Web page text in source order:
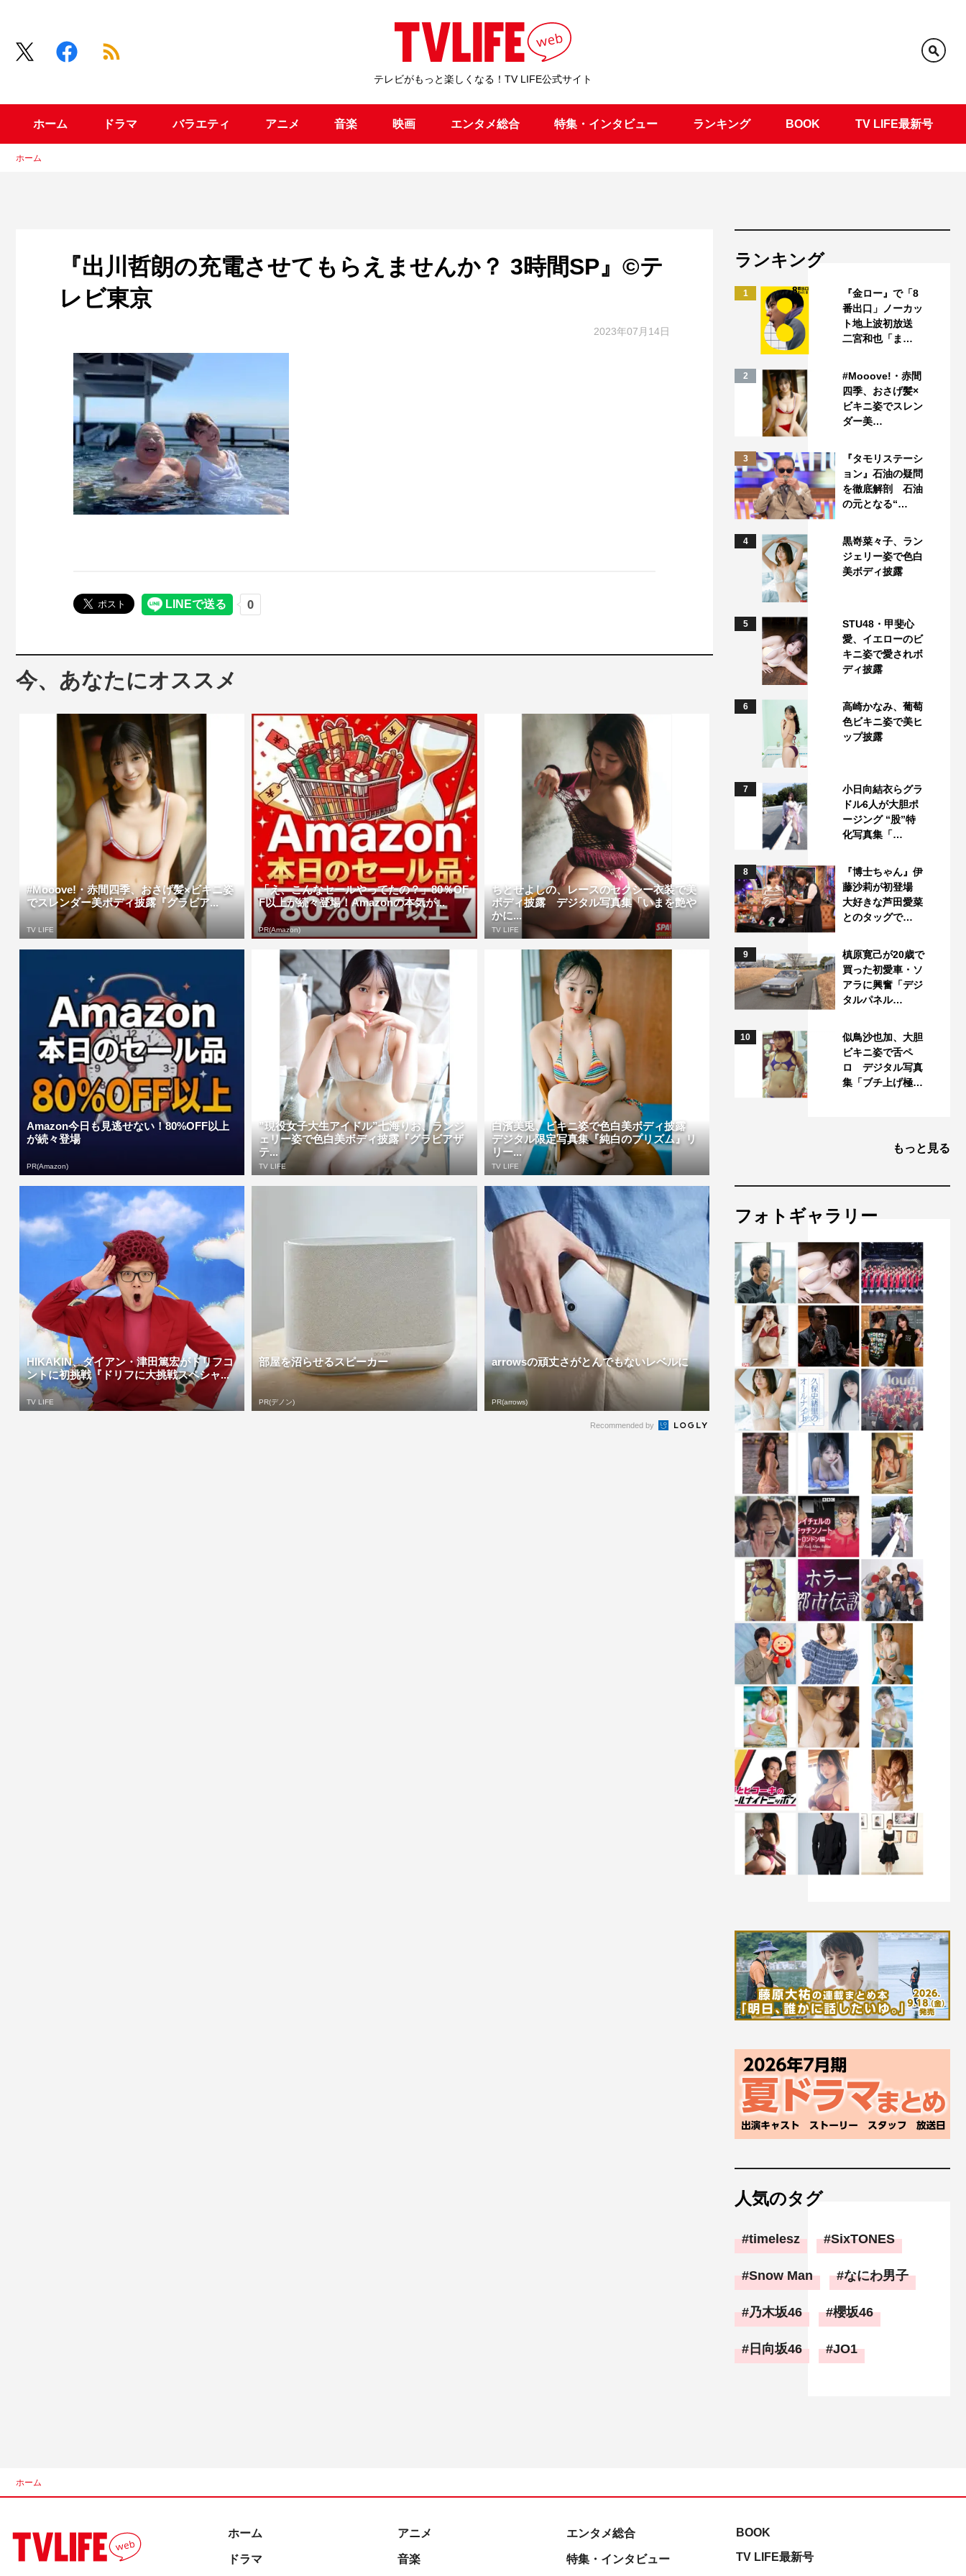
テレビがもっと楽しくなる！TV LIFE公式サイト
ホーム ドラマ バラエティ アニメ 音楽 映画 エンタメ総合 特集・インタビュー ランキング BOOK TV LIFE最新号
ホーム
『出川哲朗の充電させてもらえませんか？ 3時間SP』©テ
レビ東京
2023年07月14日
今、あなたにオススメ
#Mooove!・赤間四季、おさげ髪×ビキニ姿
でスレンダー美ボディ披露『グラビア...
TV LIFE
「え、こんなセールやってたの？」80％OF
F以上が続々登場！Amazonの本気が...
PR(Amazon)
ちとせよしの、レースのセクシー衣装で美
ボディ披露 デジタル写真集「いまを艶や
かに...
TV LIFE
Amazon今日も見逃せない！80%OFF以上
が続々登場
PR(Amazon)
”現役女子大生アイドル”七海りお、ランジ
ェリー姿で色白美ボディ披露『グラビアザ
テ...
TV LIFE
白濱美兎、ビキニ姿で色白美ボディ披露
デジタル限定写真集『純白のプリズム』リ
リー...
TV LIFE
HIKAKIN、ダイアン・津田篤宏がドリフコ
ントに初挑戦『ドリフに大挑戦スペシャ...
TV LIFE
部屋を沼らせるスピーカー
PR(デノン)
arrowsの頑丈さがとんでもないレベルに
PR(arrows)
Recommended by
ランキング
1
『金ロー』で「8
番出口」ノーカッ
ト地上波初放送
二宮和也「ま…
2
#Mooove!・赤間
四季、おさげ髪×
ビキニ姿でスレン
ダー美…
3
『タモリステーシ
ョン』石油の疑問
を徹底解剖 石油
の元となる“…
4
黒嵜菜々子、ラン
ジェリー姿で色白
美ボディ披露
5
STU48・甲斐心
愛、イエローのビ
キニ姿で愛されボ
ディ披露
6
高崎かなみ、葡萄
色ビキニ姿で美ヒ
ップ披露
7
小日向結衣らグラ
ドル6人が大胆ポ
ージング “股”特
化写真集「…
8
『博士ちゃん』伊
藤沙莉が初登場
大好きな芦田愛菜
とのタッグで…
9
槙原寛己が20歳で
買った初愛車・ソ
アラに興奮「デジ
タルパネル…
10
似鳥沙也加、大胆
ビキニ姿で舌ペ
ロ デジタル写真
集「ブチ上げ極…
もっと見る
フォトギャラリー
人気のタグ
timelesz SixTONES
Snow Man なにわ男子
乃木坂46 櫻坂46
日向坂46 JO1
ホーム
ホーム
ドラマ
アニメ
音楽
エンタメ総合
特集・インタビュー
BOOK
TV LIFE最新号